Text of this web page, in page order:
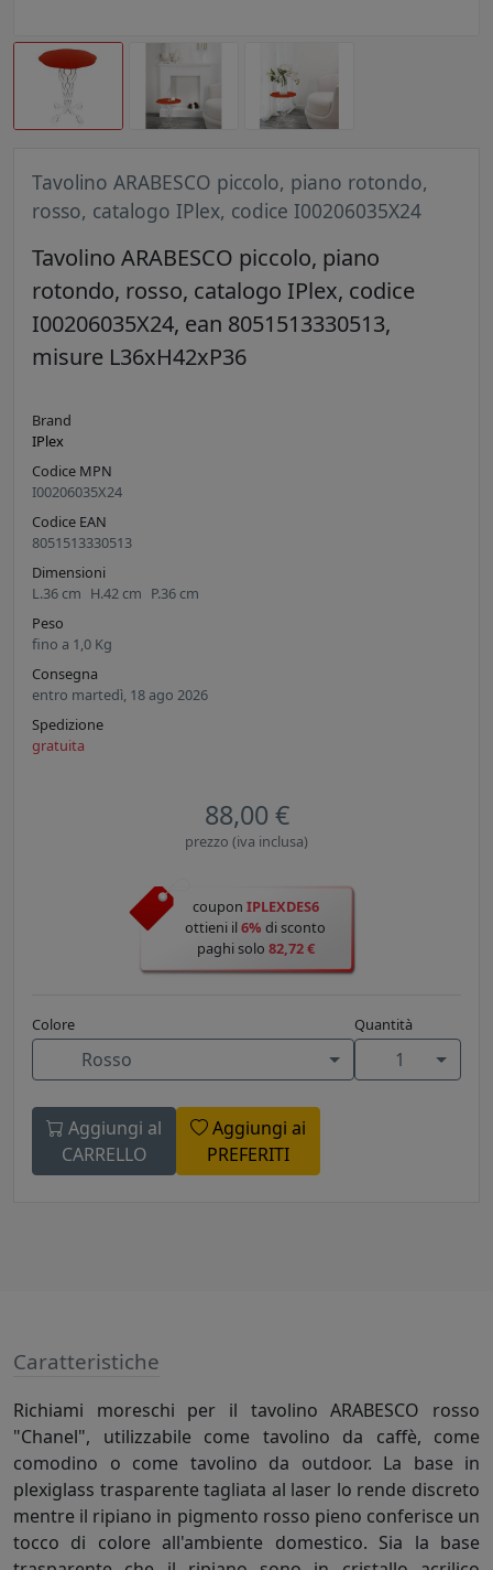
Tavolino ARABESCO piccolo, piano rotondo,
rosso, catalogo IPlex, codice I00206035X24
Tavolino ARABESCO piccolo, piano
rotondo, rosso, catalogo IPlex, codice
I00206035X24, ean 8051513330513,
misure L36xH42xP36
Brand
IPlex
Codice MPN
I00206035X24
Codice EAN
8051513330513
Dimensioni
L.36 cm H.42 cm P.36 cm
Peso
fino a 1,0 Kg
Consegna
entro martedì, 18 ago 2026
Spedizione
gratuita
88,00 €
prezzo (iva inclusa)
coupon IPLEXDES6
ottieni il6% di sconto
paghi solo 82,72 €
Colore
Rosso
Quantità
1
Aggiungi al
CARRELLO
Aggiungi ai
PREFERITI
Caratteristiche
Richiami moreschi per il tavolino ARABESCO rosso
"Chanel", utilizzabile come tavolino da caffè, come
comodino o come tavolino da outdoor. La base in
plexiglass trasparente tagliata al laser lo rende discreto
mentre il ripiano in pigmento rosso pieno conferisce un
tocco di colore all'ambiente domestico. Sia la base